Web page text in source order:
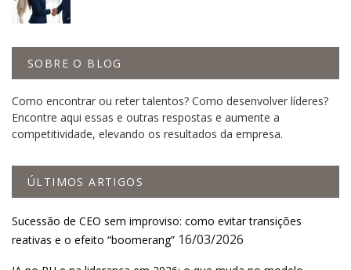
SOBRE O BLOG
Como encontrar ou reter talentos? Como desenvolver líderes?
Encontre aqui essas e outras respostas e aumente a
competitividade, elevando os resultados da empresa.
ÚLTIMOS ARTIGOS
Sucessão de CEO sem improviso: como evitar transições
reativas e o efeito “boomerang” 16/03/2026